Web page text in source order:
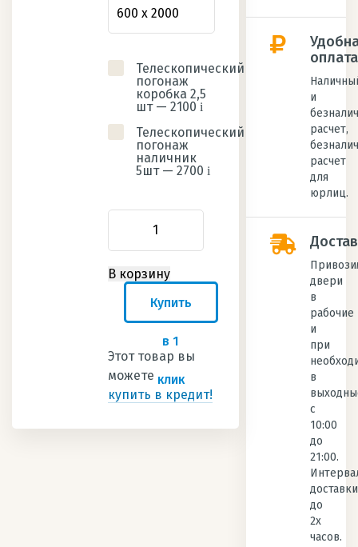
Купить
в 1
клик
Телескопический
погонаж
коробка 2,5
шт — 2100 i
Телескопический
погонаж
наличник
5шт — 2700 i
Этот товар вы
можете
купить в кредит!
оплата
и
расчет,
расчет
для
юрлиц.
двери
в
рабочие
и
при
в
с
10:00
до
21:00.
доставки
до
2х
часов.